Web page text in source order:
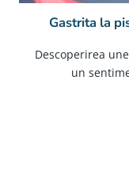
Gastrita la
Descoperirea
un